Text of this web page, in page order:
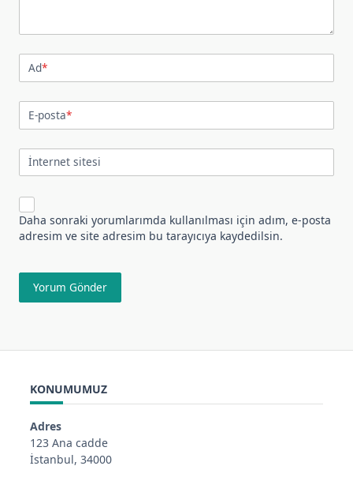
Ad*
E-posta*
İnternet sitesi
Daha sonraki yorumlarımda kullanılması için adım, e-posta
adresim ve site adresim bu tarayıcıya kaydedilsin.
KONUMUMUZ
Adres
123 Ana cadde
İstanbul, 34000